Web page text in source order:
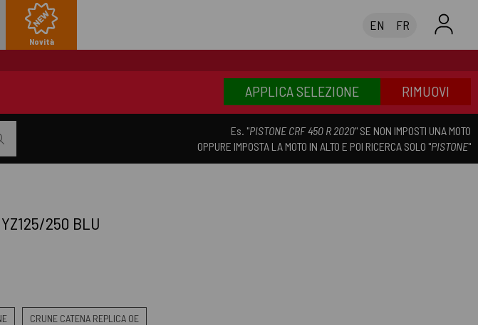
EN FR
Novità
APPLICA SELEZIONE RIMUOVI
Es. "PISTONE CRF 450 R 2020" SE NON IMPOSTI UNA MOTO
OPPURE IMPOSTA LA MOTO IN ALTO E POI RICERCA SOLO "PISTONE"
250 BLU
CRUNE CATENA REPLICA OE